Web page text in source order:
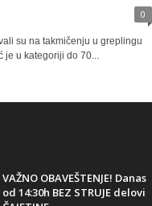
0
su na takmičenju u greplingu
je u kategoriji do 70...
VAŽNO OBAVEŠTENJE! Danas
od 14:30h BEZ STRUJE delovi